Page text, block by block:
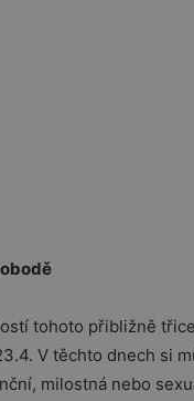
tohoto přibližně
V těchto dnech si
milostná nebo